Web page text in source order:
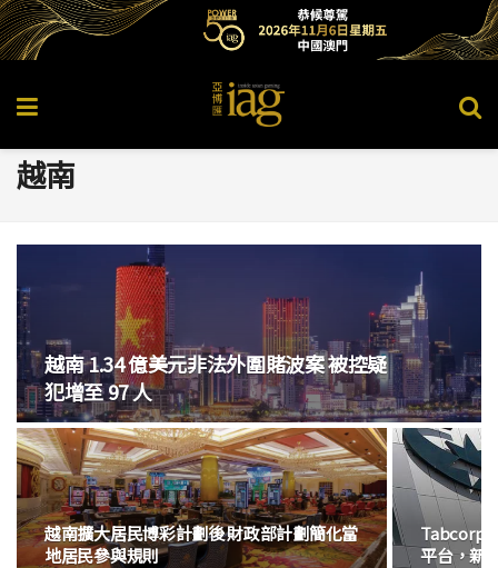
越南
越南 1.34 億美元非法外圍賭波案 被控疑
犯增至 97 人
越南擴大居民博彩計劃後 財政部計劃簡化當
地居民參與規則
Tabcorp
平台，新